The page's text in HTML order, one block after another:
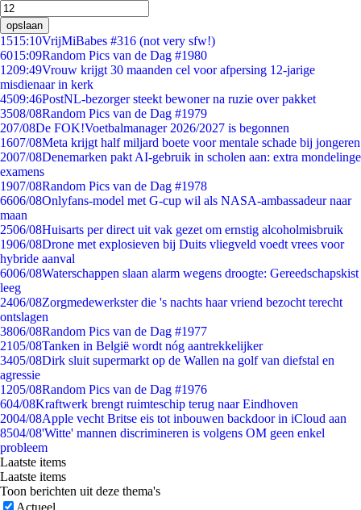
opslaan
1515:10VrijMiBabes #316 (not very sfw!)
6015:09Random Pics van de Dag #1980
1209:49Vrouw krijgt 30 maanden cel voor afpersing 12-jarige
misdienaar in kerk
4509:46PostNL-bezorger steekt bewoner na ruzie over pakket
3508/08Random Pics van de Dag #1979
207/08De FOK!Voetbalmanager 2026/2027 is begonnen
1607/08Meta krijgt half miljard boete voor mentale schade bij jongeren
2007/08Denemarken pakt AI-gebruik in scholen aan: extra mondelinge
examens
1907/08Random Pics van de Dag #1978
6606/08Onlyfans-model met G-cup wil als NASA-ambassadeur naar
maan
2506/08Huisarts per direct uit vak gezet om ernstig alcoholmisbruik
1906/08Drone met explosieven bij Duits vliegveld voedt vrees voor
hybride aanval
6006/08Waterschappen slaan alarm wegens droogte: Gereedschapskist
leeg
2406/08Zorgmedewerkster die 's nachts haar vriend bezocht terecht
ontslagen
3806/08Random Pics van de Dag #1977
2105/08Tanken in België wordt nóg aantrekkelijker
3405/08Dirk sluit supermarkt op de Wallen na golf van diefstal en
agressie
1205/08Random Pics van de Dag #1976
604/08Kraftwerk brengt ruimteschip terug naar Eindhoven
2004/08Apple vecht Britse eis tot inbouwen backdoor in iCloud aan
8504/08'Witte' mannen discrimineren is volgens OM geen enkel
probleem
Laatste items
Laatste items
Toon berichten uit deze thema's
Actueel